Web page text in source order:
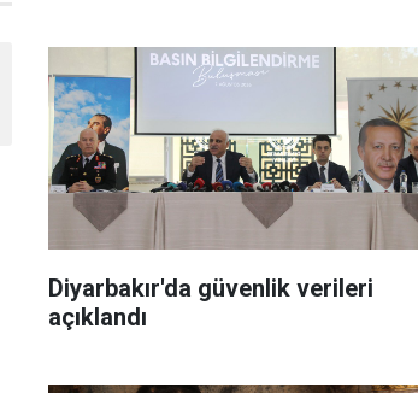
Diyarbakır'da güvenlik verileri
açıklandı